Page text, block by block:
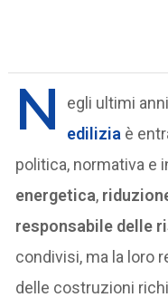
N egli ultimi anni
edilizia è
politica, normativa e
energetica,
responsabile delle
condivisi, ma la loro
delle costruzioni